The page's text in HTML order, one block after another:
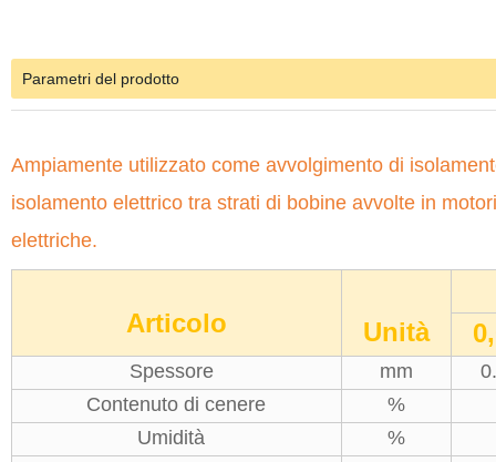
Parametri del prodotto
Ampiamente utilizzato come avvolgimento di
isolamento elettrico tra strati di bobine avvolte in
elettriche.
Articolo Unità
Spessore mm
Contenuto di cenere
%
Umidità
%